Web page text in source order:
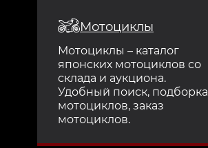
Мотоциклы
Мотоциклы – каталог
японских мотоциклов со
склада и аукциона.
Удобный поиск, подборка
мотоциклов, заказ
мотоциклов.